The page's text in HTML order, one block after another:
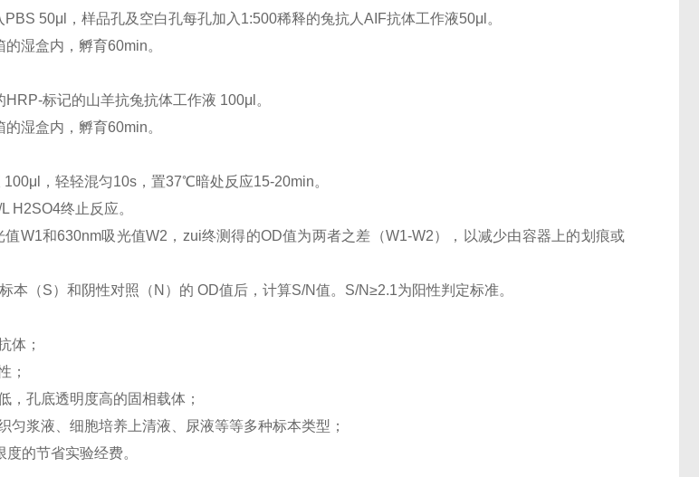
PBS 50μl，样品孔及空白孔每孔加入1:500稀释的兔抗人AIF抗体工作液50μl。
的湿盒内，孵育60min。
HRP-标记的山羊抗兔抗体工作液 100μl。
的湿盒内，孵育60min。
100μl，轻轻混匀10s，置37℃暗处反应15-20min。
L H2SO4终止反应。
值W1和630nm吸光值W2，zui终测得的OD值为两者之差（W1-W2），以减少由容器上的划痕或
本（S）和阴性对照（N）的 OD值后，计算S/N值。S/N≥2.1为阳性判定标准。
体；
；
，孔底透明度高的固相载体；
匀浆液、细胞培养上清液、尿液等等多种标本类型；
的节省实验经费。